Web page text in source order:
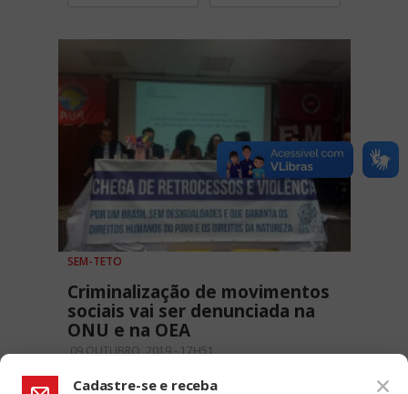
SEM-TETO
Criminalização de movimentos
sociais vai ser denunciada na
ONU e na OEA
09 OUTUBRO, 2019 - 17H51
Cadastre-se e receba